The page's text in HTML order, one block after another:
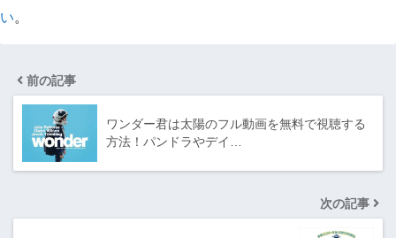
い。
前の記事
ワンダー君は太陽のフル動画を無料で視聴する
方法！パンドラやデイ…
次の記事